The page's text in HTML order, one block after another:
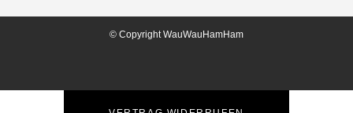
© Copyright WauWauHamHam